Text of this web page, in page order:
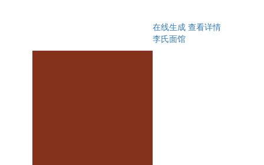
在线生成 查看详情
李氏面馆